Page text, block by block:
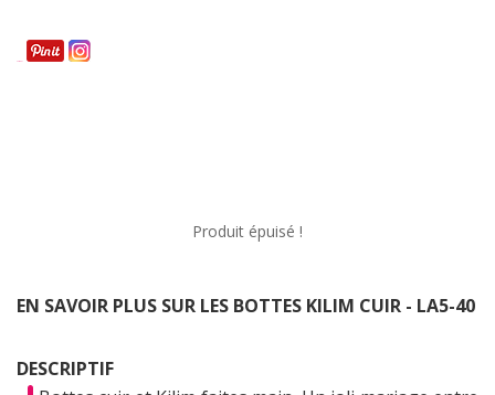
Produit épuisé !
EN SAVOIR PLUS SUR LES BOTTES KILIM CUIR - LA5-40
DESCRIPTIF